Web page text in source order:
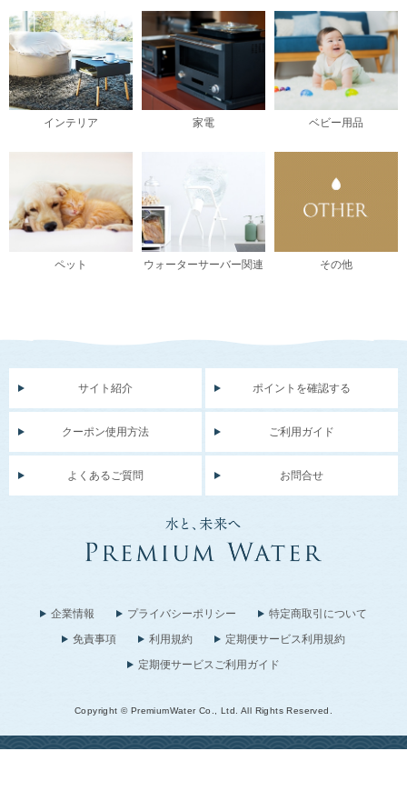
インテリア 家電 ベビー用品
ペット ウォーターサーバー関連 その他
サイト紹介 ポイントを確認する
クーポン使用方法 ご利用ガイド
よくあるご質問 お問合せ
企業情報 プライバシーポリシー
特定商取引について
免責事項
利用規約
定期便サービス利用規約
定期便サービスご利用ガイド
Copyright © PremiumWater Co., Ltd. All Rights Reserved.